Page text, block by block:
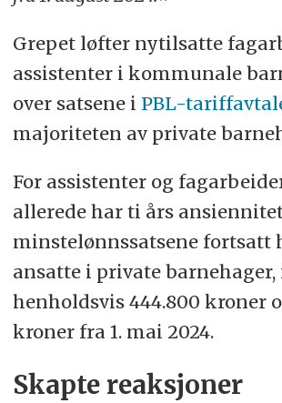
Grepet løfter nytilsatte
assistenter i kommunale
over satsene i PBL-
majoriteten av private
For assistenter og
allerede har ti års
minstelønnssatsene fortsatt
ansatte i private barnehager,
henholdsvis 444.800 kroner
kroner fra 1. mai 2024.
Skapte reaksjoner